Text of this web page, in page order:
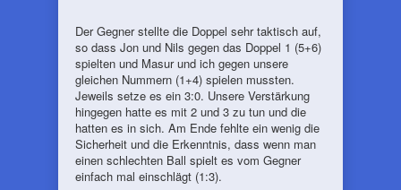
Der Gegner stellte die Doppel sehr taktisch auf,
so dass Jon und Nils gegen das Doppel 1 (5+6)
spielten und Masur und ich gegen unsere
gleichen Nummern (1+4) spielen mussten.
Jeweils setze es ein 3:0. Unsere Verstärkung
hingegen hatte es mit 2 und 3 zu tun und die
hatten es in sich. Am Ende fehlte ein wenig die
Sicherheit und die Erkenntnis, dass wenn man
einen schlechten Ball spielt es vom Gegner
einfach mal einschlägt (1:3).